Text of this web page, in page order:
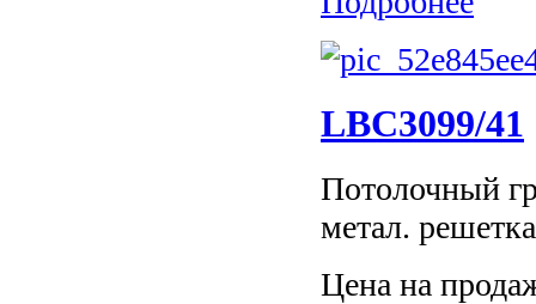
LBC3099/41
Потолочный
метал.
Цена на